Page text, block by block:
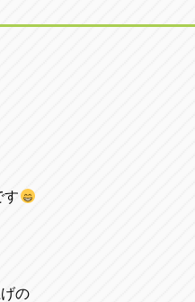
す
の